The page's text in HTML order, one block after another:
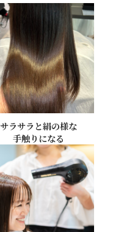
サラサラと絹の様な
手触りになる